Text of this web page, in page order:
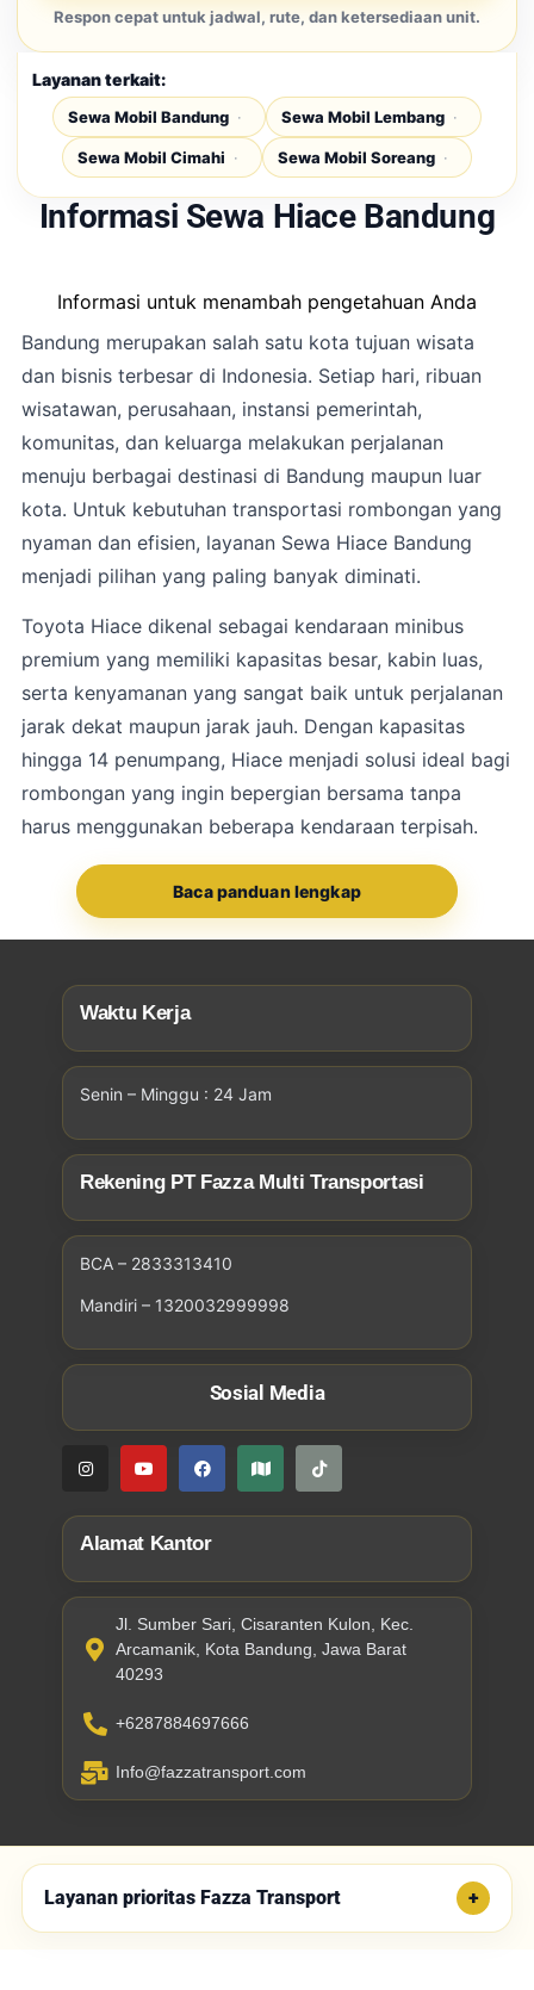
Respon cepat untuk jadwal, rute, dan ketersediaan unit.
Layanan terkait:
Sewa Mobil Bandung Sewa Mobil Lembang
Sewa Mobil Cimahi Sewa Mobil Soreang
Informasi Sewa Hiace Bandung
Informasi untuk menambah pengetahuan Anda
Bandung merupakan salah satu kota tujuan wisata
dan bisnis terbesar di Indonesia. Setiap hari, ribuan
wisatawan, perusahaan, instansi pemerintah,
komunitas, dan keluarga melakukan perjalanan
menuju berbagai destinasi di Bandung maupun luar
kota. Untuk kebutuhan transportasi rombongan yang
nyaman dan efisien, layanan Sewa Hiace Bandung
menjadi pilihan yang paling banyak diminati.
Toyota Hiace dikenal sebagai kendaraan minibus
premium yang memiliki kapasitas besar, kabin luas,
serta kenyamanan yang sangat baik untuk perjalanan
jarak dekat maupun jarak jauh. Dengan kapasitas
hingga 14 penumpang, Hiace menjadi solusi ideal bagi
rombongan yang ingin bepergian bersama tanpa
harus menggunakan beberapa kendaraan terpisah.
Baca panduan lengkap
Waktu Kerja
Senin – Minggu : 24 Jam
Rekening PT Fazza Multi Transportasi
BCA – 2833313410
Mandiri – 1320032999998
Sosial Media
Alamat Kantor
Jl. Sumber Sari, Cisaranten Kulon, Kec.
Arcamanik, Kota Bandung, Jawa Barat
40293
+6287884697666
Info@fazzatransport.com
Layanan prioritas Fazza Transport